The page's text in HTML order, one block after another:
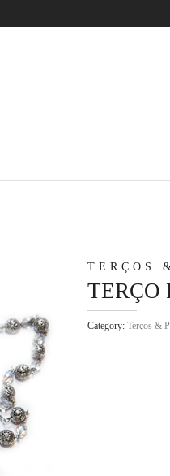
TERÇOS
TERÇO
Category:Terços &